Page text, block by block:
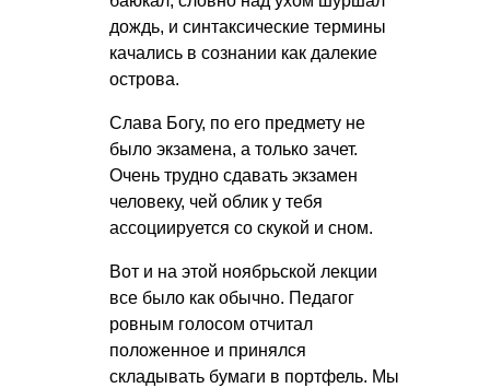
дождь, и синтаксические термины
качались в сознании как далекие
острова.
Слава Богу, по его предмету не
было экзамена, а только зачет.
Очень трудно сдавать экзамен
человеку, чей облик у тебя
ассоциируется со скукой и сном.
Вот и на этой ноябрьской лекции
все было как обычно. Педагог
ровным голосом отчитал
положенное и принялся
складывать бумаги в портфель. Мы